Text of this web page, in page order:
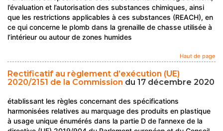
l’évaluation et l’autorisation des substances chimiques, ainsi
que les restrictions applicables à ces substances (REACH), en
ce qui concerne le plomb dans la grenaille de chasse utilisée à
l’intérieur ou autour de zones humides
Haut de page
Rectificatif au règlement d’exécution (UE)
2020/2151 de la Commission du 17 décembre 2020
établissant les règles concernant des spécifications
harmonisées relatives au marquage des produits en plastique
à usage unique énumérés dans la partie D de l’annexe de la